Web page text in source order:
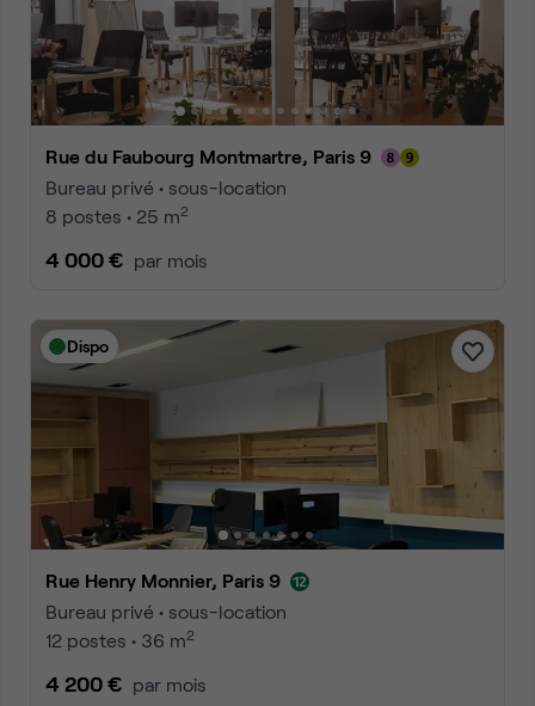
Rue du Faubourg Montmartre, Paris 9
Bureau privé • sous-location
8 postes • 25 m2
4 000 € par mois
Dispo
Rue Henry Monnier, Paris 9
Bureau privé • sous-location
12 postes • 36 m2
4 200 € par mois